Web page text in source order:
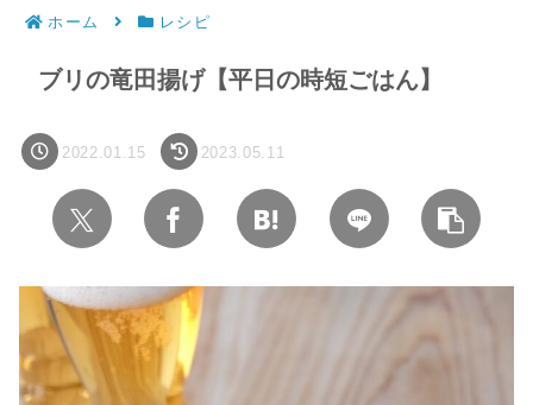
ホーム レシピ
ブリの竜田揚げ【平日の時短ごはん】
2022.01.15 2023.05.11